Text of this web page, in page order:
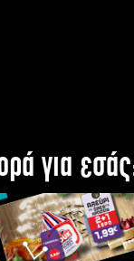
για